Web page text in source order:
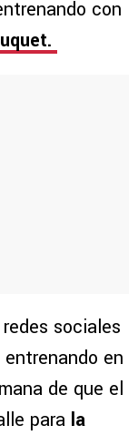
con
sociales
en
de que el
para la